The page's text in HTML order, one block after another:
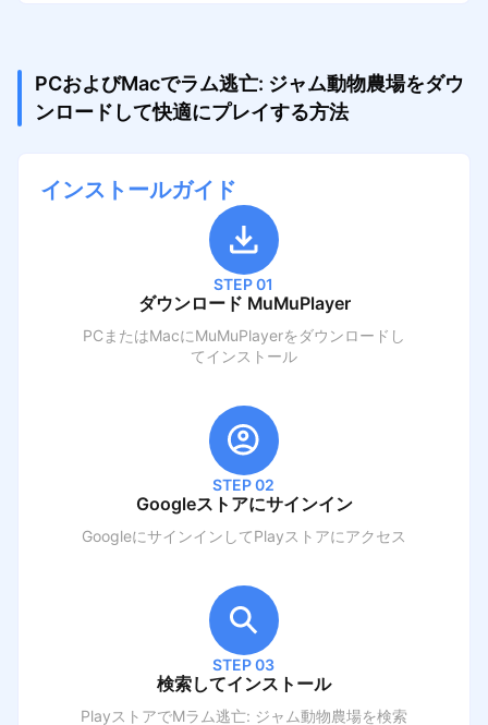
PCおよびMacでラム逃亡: ジャム動物農場をダウ
ンロードして快適にプレイする方法
インストールガイド
STEP 01
ダウンロード MuMuPlayer
PCまたはMacにMuMuPlayerをダウンロードし
てインストール
STEP 02
Googleストアにサインイン
GoogleにサインインしてPlayストアにアクセス
STEP 03
検索してインストール
PlayストアでMラム逃亡: ジャム動物農場を検索